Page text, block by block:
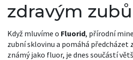
zdravým
Když mluvíme o Fluorid, přírodní
zubní sklovinu a pomáhá předcházet
známý jako fluor, je dnes součástí